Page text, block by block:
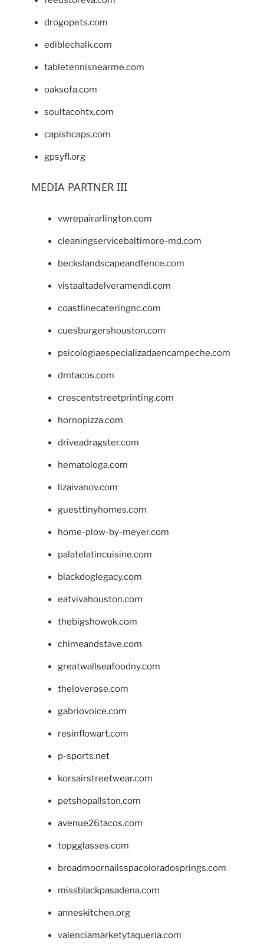
drogopets.com
ediblechalk.com
tabletennisnearme.com
oaksofa.com
soultacohtx.com
capishcaps.com
gpsyfl.org
MEDIA PARTNER III
vwrepairarlington.com
cleaningservicebaltimore-md.com
beckslandscapeandfence.com
vistaaltadelveramendi.com
coastlinecateringnc.com
cuesburgershouston.com
psicologiaespecializadaencampeche.com
dmtacos.com
crescentstreetprinting.com
hornopizza.com
driveadragster.com
hematologa.com
lizaivanov.com
guesttinyhomes.com
home-plow-by-meyer.com
palatelatincuisine.com
blackdoglegacy.com
eatvivahouston.com
thebigshowok.com
chimeandstave.com
greatwallseafoodny.com
theloverose.com
gabriovoice.com
resinflowart.com
p-sports.net
korsairstreetwear.com
petshopallston.com
avenue26tacos.com
topgglasses.com
broadmoornailsspacoloradosprings.com
missblackpasadena.com
anneskitchen.org
valenciamarketytaqueria.com